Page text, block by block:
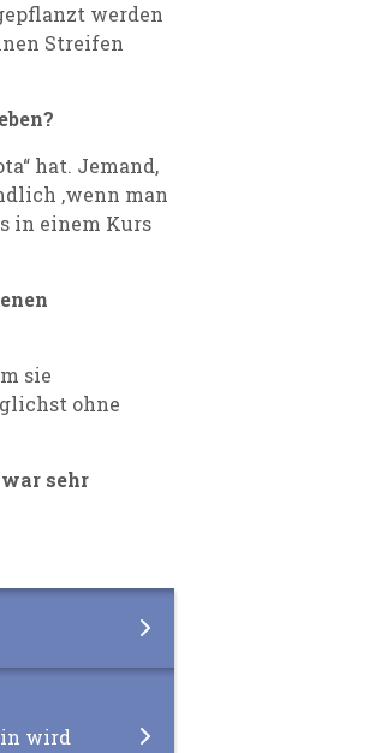
werden
Streifen
hat. Jemand,
,wenn man
in einem Kurs
sie
ohne
sehr
in wird